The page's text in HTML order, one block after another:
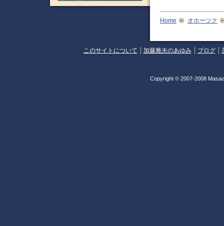
Home オホーツク
このサイトについて 加藤雅夫のあゆみ ブログ
Copyright © 2007-2008